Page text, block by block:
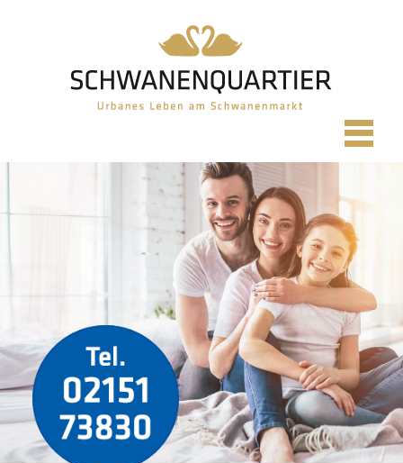
Regiolage
Quartier
Galerie
Wohnungen
1-Zimmer-Wohnung
2-Zimmer-Wohnung